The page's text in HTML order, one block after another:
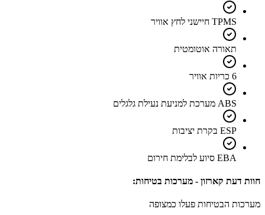
TPMS חיישני לחץ אוויר
תאורה אוטומטית
6 כריות אוויר
ABS מערכת למניעת נעילת גלגלים
ESP בקרת יציבות
EBA סיוע לבלימת חירום
חוות דעת קארזון - מערכות בטיחות:
מערכות הבטיחות פעלו כמצופה